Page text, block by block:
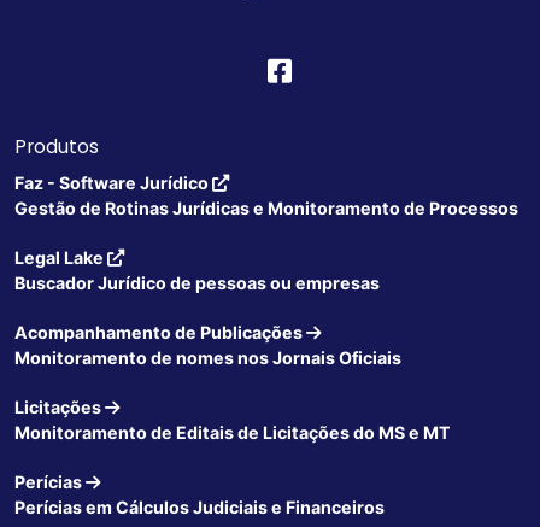
Produtos
Faz - Software Jurídico
Gestão de Rotinas Jurídicas e Monitoramento de Processos
Legal Lake
Buscador Jurídico de pessoas ou empresas
Acompanhamento de Publicações
Monitoramento de nomes nos Jornais Oficiais
Licitações
Monitoramento de Editais de Licitações do MS e MT
Perícias
Perícias em Cálculos Judiciais e Financeiros